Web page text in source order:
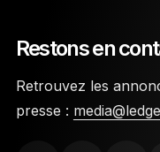
Restons en
Retrouvez les
presse :